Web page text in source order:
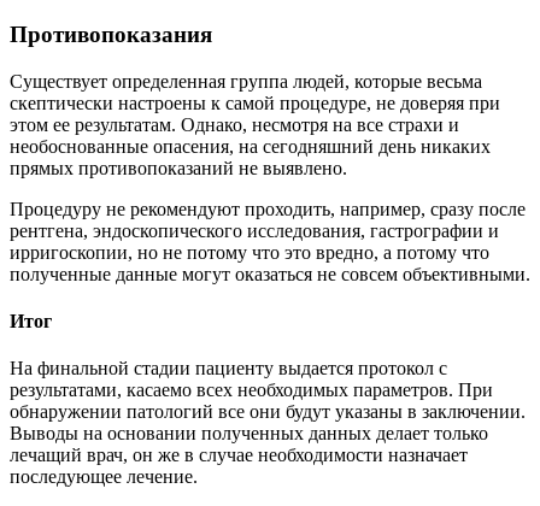
Противопоказания
Существует определенная группа людей, которые весьма
скептически настроены к самой процедуре, не доверяя при
этом ее результатам. Однако, несмотря на все страхи и
необоснованные опасения, на сегодняшний день никаких
прямых противопоказаний не выявлено.
Процедуру не рекомендуют проходить, например, сразу после
рентгена, эндоскопического исследования, гастрографии и
ирригоскопии, но не потому что это вредно, а потому что
полученные данные могут оказаться не совсем объективными.
Итог
На финальной стадии пациенту выдается протокол с
результатами, касаемо всех необходимых параметров. При
обнаружении патологий все они будут указаны в заключении.
Выводы на основании полученных данных делает только
лечащий врач, он же в случае необходимости назначает
последующее лечение.